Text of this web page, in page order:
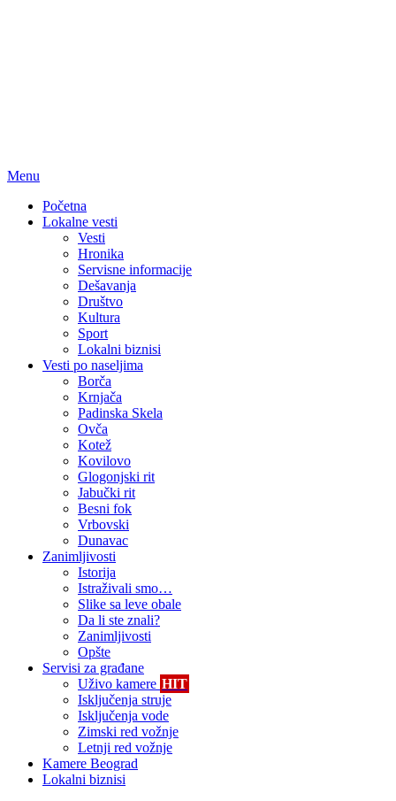
Menu
Početna
Lokalne vesti
Vesti
Hronika
Servisne informacije
Dešavanja
Društvo
Kultura
Sport
Lokalni biznisi
Vesti po naseljima
Borča
Krnjača
Padinska Skela
Ovča
Kotež
Kovilovo
Glogonjski rit
Jabučki rit
Besni fok
Vrbovski
Dunavac
Zanimljivosti
Istorija
Istraživali smo…
Slike sa leve obale
Da li ste znali?
Zanimljivosti
Opšte
Servisi za građane
Uživo kamere HIT
Isključenja struje
Isključenja vode
Zimski red vožnje
Letnji red vožnje
Kamere Beograd
Lokalni biznisi